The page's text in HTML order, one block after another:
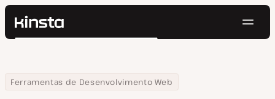
Kinsta®
Preços
Pesquisar
Home
Centro de Recursos
Blog
Ferramentas de Desenvolvimento Web
Por Que Você Precisa de Uma Ferramenta de Monitoramento